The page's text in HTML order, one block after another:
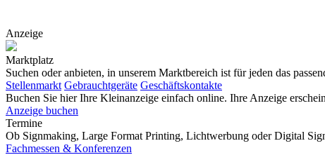
Anzeige
Marktplatz
Suchen oder anbieten, in unserem Marktbereich ist für jeden das
Stellenmarkt Gebrauchtgeräte Geschäftskontakte
Buchen Sie hier Ihre Kleinanzeige einfach online. Ihre Anzeige
Anzeige buchen
Termine
Ob Signmaking, Large Format Printing, Lichtwerbung oder Digital
Fachmessen & Konferenzen